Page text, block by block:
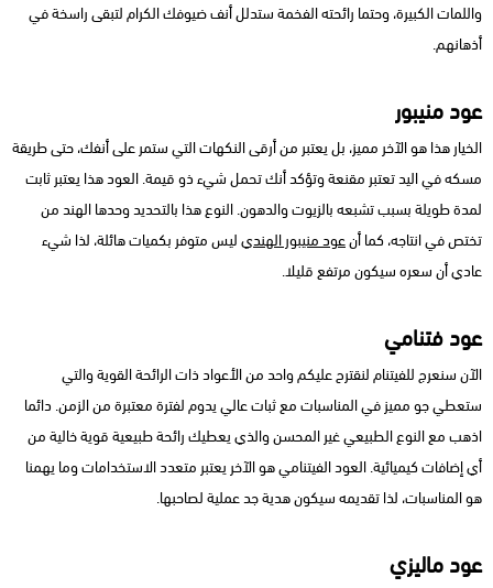
واللمات الكبيرة، وحتما رائحته الفخمة ستدلل أنف ضيوفك الكرام لتبقى راسخة في
أذهانهم.
عود منيبور
الخيار هذا هو الآخر مميز، بل يعتبر من أرقى النكهات التي ستمر على أنفك، حتى طريقة
مسكه في اليد تعتبر مقنعة وتؤكد أنك تحمل شيء ذو قيمة. العود هذا يعتبر ثابت
لمدة طويلة بسبب تشبعه بالزيوت والدهون. النوع هذا بالتحديد وحدها الهند من
تختص في انتاجه، كما أنعود منيبور الهنديليس متوفر بكميات هائلة، لذا شيء
عادي أن سعره سيكون مرتفع قليلا.
عود فتنامي
الآن سنعرج للفيتنام لنقترح عليكم واحد من الأعواد ذات الرائحة القوية والتي
ستعطي جو مميز في المناسبات مع ثبات عالي يدوم لفترة معتبرة من الزمن. دائما
اذهب مع النوع الطبيعي غير المحسن والذي يعطيك رائحة طبيعية قوية خالية من
أي إضافات كيميائية. العود الفيتنامي هو الآخر يعتبر متعدد الاستخدامات وما يهمنا
هو المناسبات، لذا تقديمه سيكون هدية جد عملية لصاحبها.
عود ماليزي